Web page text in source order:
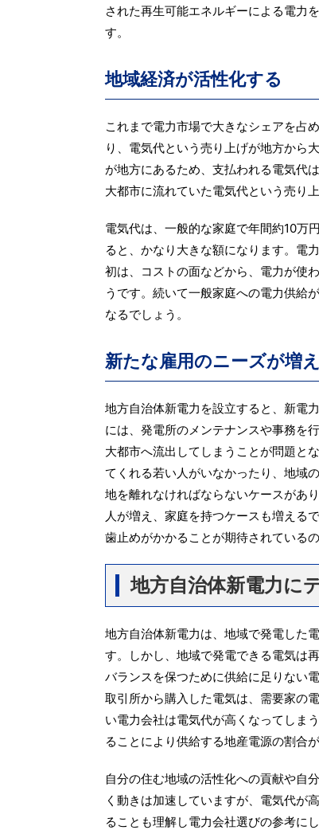
された再生可能エネルギーによる電力
す。
地域経済が活性化する
これまで電力市場で大きなシェアを占
り、電気代という売り上げが地方から
が地方にあるため、支払われる電気代
大都市に流れていた電気代という売り
電気代は、一般的な家庭で年間約10万
ると、かなり大きな額になります。電
初は、コストの面などから、電力が使
うです。続いて一般家庭への電力供給
なるでしょう。
新たな雇用のニーズが増
地方自治体新電力を設立すると、新電
には、発電所のメンテナンスや事務を
大都市へ流出してしまうことが問題と
てくれる若い人がいなかったり、地域
地を離れなければならないケースがあ
人が増え、家庭を持つケースも増える
歯止めがかかることが期待されているの
地方自治体新電力に
地方自治体新電力は、地域で発電した
す。しかし、地域で発電できる電気は
バランスを保つために供給に足りない
取引所から購入した電気は、需要家の
い電力会社は電気代が高くなってしま
ることにより供給する地産電源の割合
自分の住む地域の活性化への貢献や自
く動きは加速していますが、電気代が
ることも理解し電力会社選びの参考に